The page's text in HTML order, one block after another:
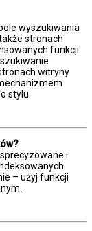
wyszukiwania
stronach
funkcji
witryny.
stylu.
i
– użyj funkcji